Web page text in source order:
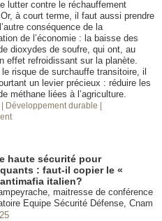
lutter contre le réchauffement
à court terme, il faut aussi prendre
conséquence de la
de l’économie : la baisse des
dioxydes de soufre, qui ont, au
effet refroidissant sur la planète.
le risque de surchauffe transitoire, il
un levier précieux : réduire les
méthane liées à l’agriculture.
| Développement durable
haute sécurité pour
: faut-il copier le «
italien?
maitresse de conférence
Equipe Sécurité Défense, Cnam